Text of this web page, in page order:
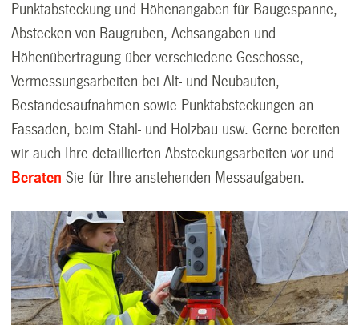
Punktabsteckung und Höhenangaben für Baugespanne,
Abstecken von Baugruben, Achsangaben und
Höhenübertragung über verschiedene Geschosse,
Vermessungsarbeiten bei Alt- und Neubauten,
Bestandesaufnahmen sowie Punktabsteckungen an
Fassaden, beim Stahl- und Holzbau usw. Gerne bereiten
wir auch Ihre detaillierten Absteckungsarbeiten vor und
Beraten Sie für Ihre anstehenden Messaufgaben.